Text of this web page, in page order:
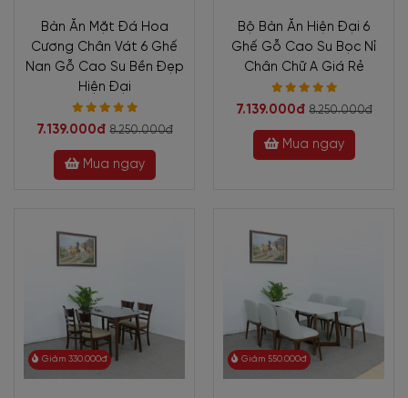
Bàn Ăn Mặt Đá Hoa
Cương Chân Vát 6 Ghế
Nan Gỗ Cao Su Bền Đẹp
Hiện Đại
7.139.000đ 8.250.000đ
Mua ngay
Bộ Bàn Ăn Hiện Đại 6
Ghế Gỗ Cao Su Bọc Nỉ
Chân Chữ A Giá Rẻ
7.139.000đ 8.250.000đ
Mua ngay
Giảm 330.000đ Giảm 550.000đ